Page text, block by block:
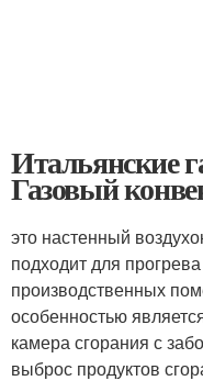
Итальянские
Газовый
это настенный
подходит для
производственных
особенностью
камера сгорания с
выброс продуктов